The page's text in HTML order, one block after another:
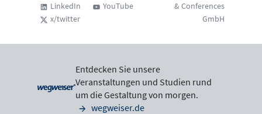
LinkedIn
YouTube
x/twitter
& Conferences
GmbH
Entdecken Sie unsere
Veranstaltungen und Studien rund
um die Gestaltung von morgen.
wegweiser.de